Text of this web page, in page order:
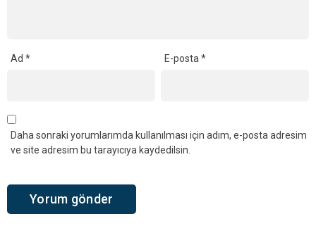
Ad * E-posta*
Daha sonraki yorumlarımda kullanılması için adım, e-posta adresim
ve site adresim bu tarayıcıya kaydedilsin.